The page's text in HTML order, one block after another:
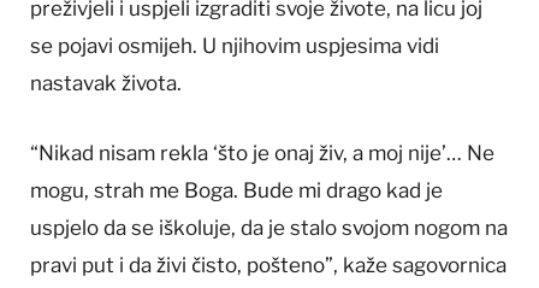
preživjeli i uspjeli izgraditi svoje živote, na licu joj
se pojavi osmijeh. U njihovim uspjesima vidi
nastavak života.
“Nikad nisam rekla ‘što je onaj živ, a moj nije’… Ne
mogu, strah me Boga. Bude mi drago kad je
uspjelo da se iškoluje, da je stalo svojom nogom na
pravi put i da živi čisto, pošteno”, kaže sagovornica